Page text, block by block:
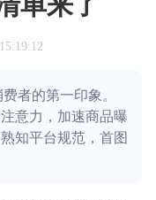
者的第一印象。
意力，加速商品曝
知平台规范，首图